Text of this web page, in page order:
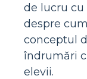
de lucru
despre
conceptul
îndrumări
elevii.